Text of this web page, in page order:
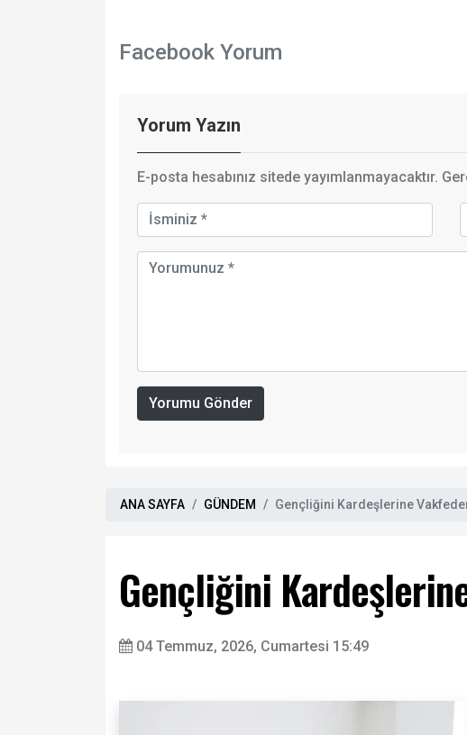
Facebook Yorum
Yorum Yazın
E-posta hesabınız sitede yayımlanmayacaktır.
Yorumu Gönder
ANA SAYFA GÜNDEM Gençliğini Kardeşlerine
Gençliğini
04 Temmuz, 2026, Cumartesi 15:49